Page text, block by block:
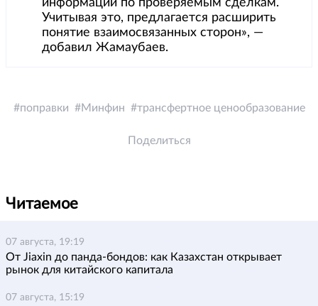
информации по проверяемым сделкам.
Учитывая это, предлагается расширить
понятие взаимосвязанных сторон», —
добавил Жамаубаев.
поправки Минфин трансфертное ценообразование
Поделиться
Читаемое
07 августа, 19:19
От Jiaxin до панда-бондов: как Казахстан открывает
рынок для китайского капитала
07 августа, 15:19